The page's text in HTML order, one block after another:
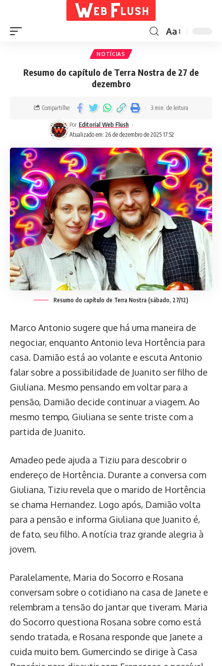
Aa
NOTÍCIAS
Resumo do capítulo de Terra Nostra de 27 de
dezembro
Atualizado em: 26 de dezembro de 2025 17:52
Por Editorial Web Flush
Compartilhe 3 min. de leitura
Resumo do capítulo de Terra Nostra (sábado, 27/12)
Marco Antonio sugere que há uma maneira de
negociar, enquanto Antonio leva Hortência para
casa. Damião está ao volante e escuta Antonio
falar sobre a possibilidade de Juanito ser filho de
Giuliana. Mesmo pensando em voltar para a
pensão, Damião decide continuar a viagem. Ao
mesmo tempo, Giuliana se sente triste com a
partida de Juanito.
Amadeo pede ajuda a Tiziu para descobrir o
endereço de Hortência. Durante a conversa com
Giuliana, Tiziu revela que o marido de Hortência
se chama Hernandez. Logo após, Damião volta
para a pensão e informa Giuliana que Juanito é,
de fato, seu filho. A notícia traz grande alegria à
jovem.
Paralelamente, Maria do Socorro e Rosana
conversam sobre o cotidiano na casa de Janete e
relembram a tensão do jantar que tiveram. Maria
do Socorro questiona Rosana sobre como está
sendo tratada, e Rosana responde que Janete a
cuida muito bem. Gumercindo se dirige à Casa